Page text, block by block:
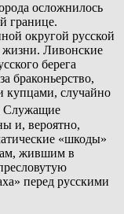
осложнилось
границе.
округой русской
жизни. Ливонские
берега
браконьерство,
купцами, случайно
Служащие
и, вероятно,
«шкоды»
жившим в
перед русскими